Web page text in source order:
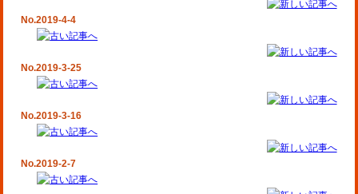
No.2019-4-4
No.2019-3-25
No.2019-3-16
No.2019-2-7